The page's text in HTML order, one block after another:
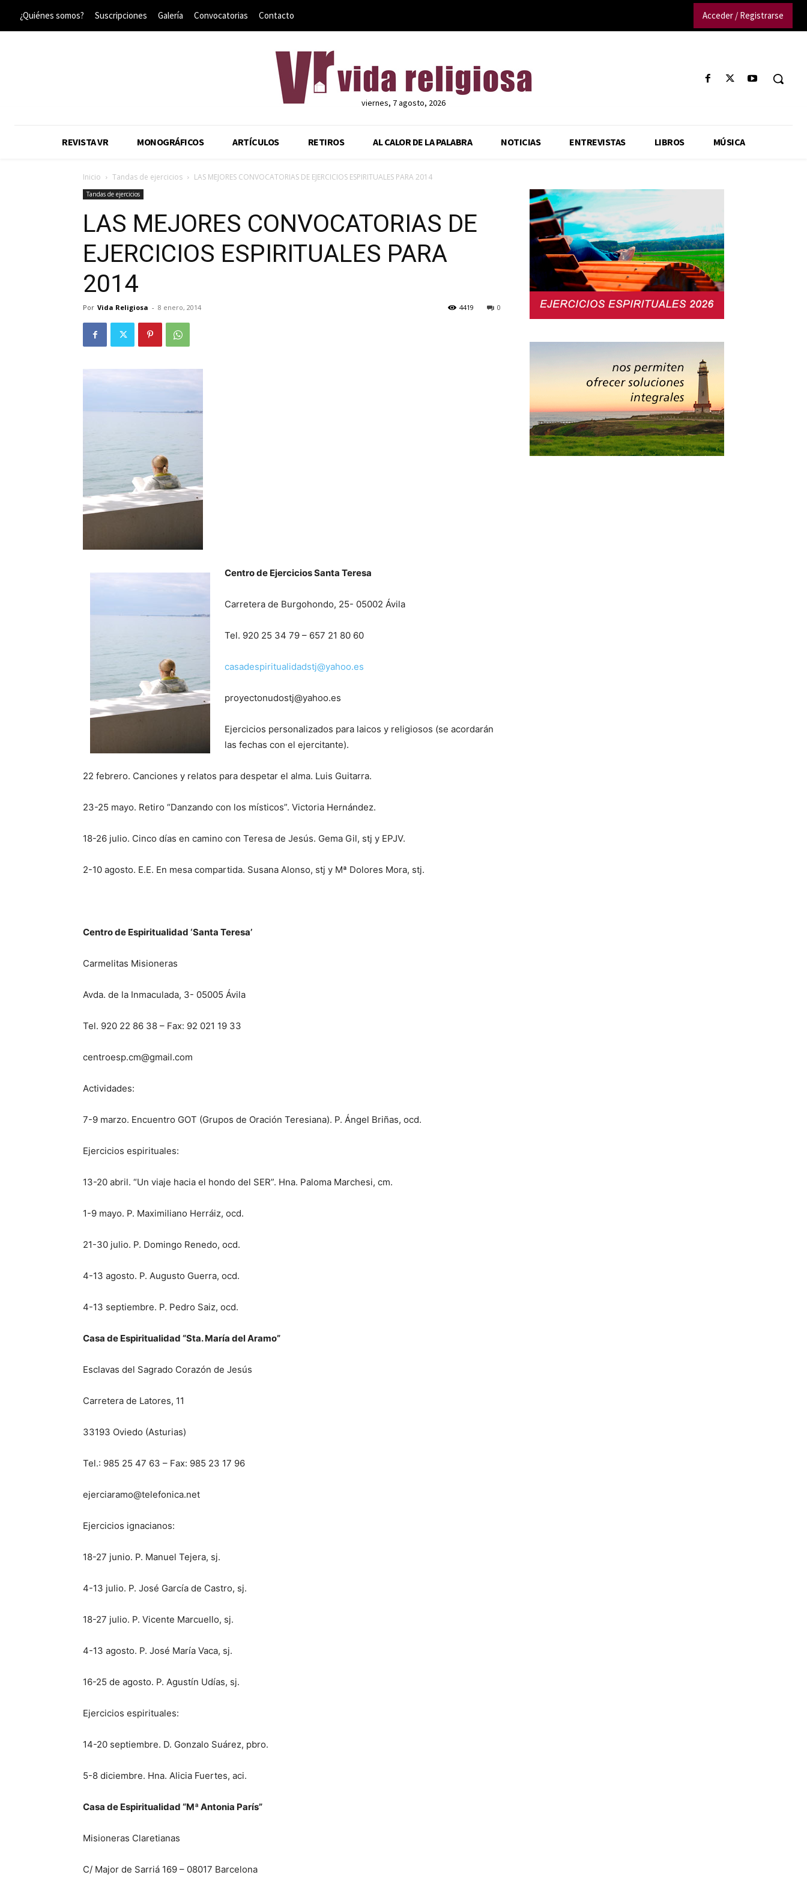
¿Quiénes somos? Suscripciones Galería Convocatorias Contacto Acceder / Registrarse
viernes, 7 agosto, 2026
REVISTA VR MONOGRÁFICOS ARTÍCULOS RETIROS AL CALOR DE LA PALABRA NOTICIAS ENTREVISTAS LIBROS MÚSICA
Inicio Tandas de ejercicios LAS MEJORES CONVOCATORIAS DE EJERCICIOS ESPIRITUALES PARA 2014
Tandas de ejercicios
LAS MEJORES CONVOCATORIAS DE
EJERCICIOS ESPIRITUALES PARA
2014
Por Vida Religiosa - 8 enero, 2014 0
4419
Centro de Ejercicios Santa Teresa
Carretera de Burgohondo, 25- 05002 Ávila
Tel. 920 25 34 79 – 657 21 80 60
casadespiritualidadstj@yahoo.es
proyectonudostj@yahoo.es
Ejercicios personalizados para laicos y religiosos (se acordarán
las fechas con el ejercitante).
22 febrero. Canciones y relatos para despetar el alma. Luis Guitarra.
23-25 mayo. Retiro “Danzando con los místicos”. Victoria Hernández.
18-26 julio. Cinco días en camino con Teresa de Jesús. Gema Gil, stj y EPJV.
2-10 agosto. E.E. En mesa compartida. Susana Alonso, stj y Mª Dolores Mora, stj.
Centro de Espiritualidad ‘Santa Teresa’
Carmelitas Misioneras
Avda. de la Inmaculada, 3- 05005 Ávila
Tel. 920 22 86 38 – Fax: 92 021 19 33
centroesp.cm@gmail.com
Actividades:
7-9 marzo. Encuentro GOT (Grupos de Oración Teresiana). P. Ángel Briñas, ocd.
Ejercicios espirituales:
13-20 abril. “Un viaje hacia el hondo del SER”. Hna. Paloma Marchesi, cm.
1-9 mayo. P. Maximiliano Herráiz, ocd.
21-30 julio. P. Domingo Renedo, ocd.
4-13 agosto. P. Augusto Guerra, ocd.
4-13 septiembre. P. Pedro Saiz, ocd.
Casa de Espiritualidad “Sta. María del Aramo”
Esclavas del Sagrado Corazón de Jesús
Carretera de Latores, 11
33193 Oviedo (Asturias)
Tel.: 985 25 47 63 – Fax: 985 23 17 96
ejerciaramo@telefonica.net
Ejercicios ignacianos:
18-27 junio. P. Manuel Tejera, sj.
4-13 julio. P. José García de Castro, sj.
18-27 julio. P. Vicente Marcuello, sj.
4-13 agosto. P. José María Vaca, sj.
16-25 de agosto. P. Agustín Udías, sj.
Ejercicios espirituales:
14-20 septiembre. D. Gonzalo Suárez, pbro.
5-8 diciembre. Hna. Alicia Fuertes, aci.
Casa de Espiritualidad “Mª Antonia París”
Misioneras Claretianas
C/ Major de Sarriá 169 – 08017 Barcelona